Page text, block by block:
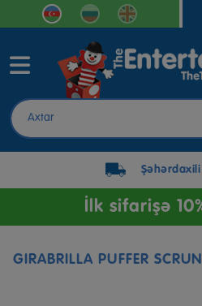
Şəhərdaxili
İlk sifarişə
GIRABRILLA PUFFER